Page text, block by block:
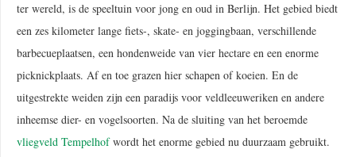
ter wereld, is de speeltuin voor jong en oud in Berlijn. Het gebied biedt
een zes kilometer lange fiets-, skate- en joggingbaan, verschillende
barbecueplaatsen, een hondenweide van vier hectare en een enorme
picknickplaats. Af en toe grazen hier schapen of koeien. En de
uitgestrekte weiden zijn een paradijs voor veldleeuweriken en andere
inheemse dier- en vogelsoorten. Na de sluiting van het beroemde
vliegveld Tempelhofwordt het enorme gebied nu duurzaam gebruikt.